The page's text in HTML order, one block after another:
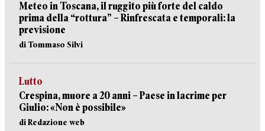
Meteo in Toscana, il ruggito più forte del caldo
prima della “rottura” – Rinfrescata e temporali: la
previsione
di Tommaso Silvi
Lutto
Crespina, muore a 20 anni – Paese in lacrime per
Giulio: «Non è possibile»
di Redazione web